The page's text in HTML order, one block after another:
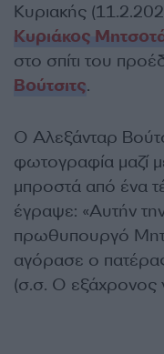
Κυριακής
Κυριάκος
στο σπίτι του
Βούτσιτς.
Ο Αλεξάνταρ
φωτογραφία μαζί
μπροστά από ένα
έγραψε: «Αυτήν
πρωθυπουργό
αγόρασε ο
(σ.σ. Ο εξάχρονος